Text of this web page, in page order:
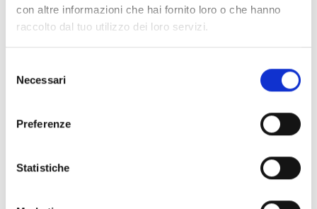
con altre informazioni che hai fornito loro o che hanno
raccolto dal tuo utilizzo dei loro servizi.
delNecessari
Preferenze
Statistiche
Accessori per test dei rivelatori - Materiali
Accessori rivelatori Enea
Accessori Senseware
Accessori Serie Industrial
Air2-Aria/W